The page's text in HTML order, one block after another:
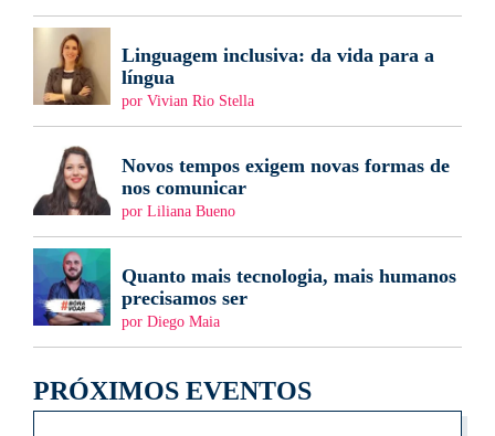
Linguagem inclusiva: da vida para a
língua
por Vivian Rio Stella
Novos tempos exigem novas formas de
nos comunicar
por Liliana Bueno
Quanto mais tecnologia, mais humanos
precisamos ser
por Diego Maia
PRÓXIMOS EVENTOS